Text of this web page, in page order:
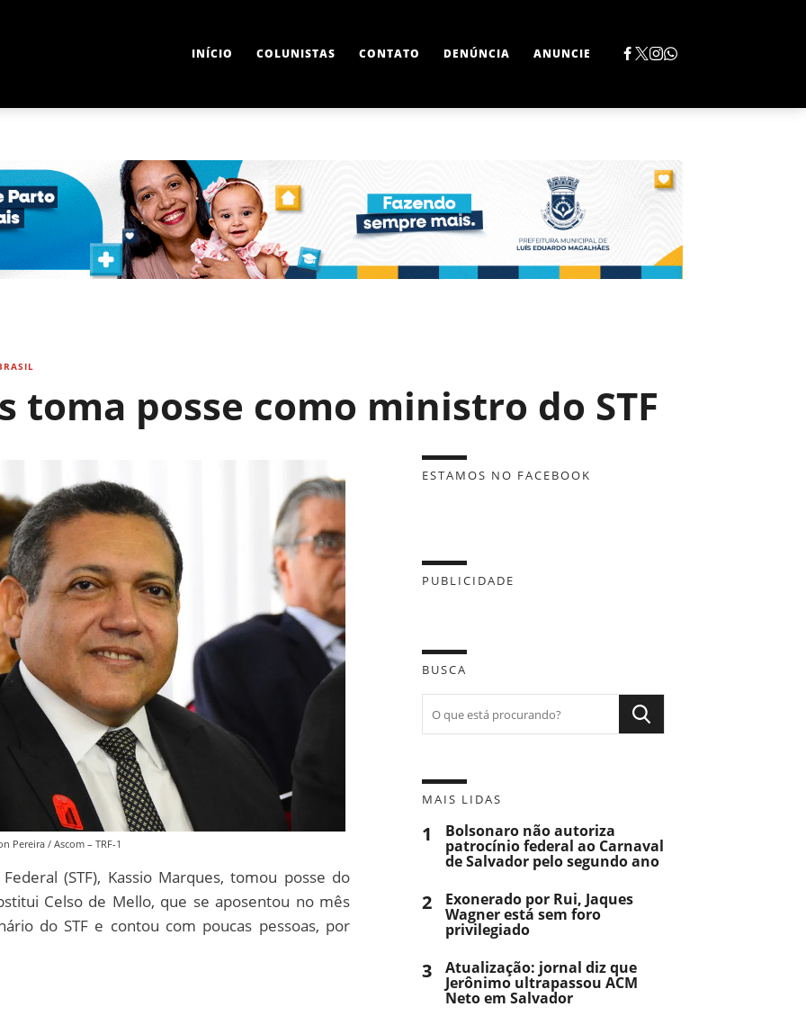
INÍCIO COLUNISTAS CONTATO DENÚNCIA ANUNCIE
toma posse como ministro do STF
Pereira / Ascom – TRF-1
(STF), Kassio Marques, tomou posse do
Celso de Mello, que se aposentou no mês
do STF e contou com poucas pessoas, por
ESTAMOS NO FACEBOOK
PUBLICIDADE
BUSCA
MAIS LIDAS
1 Bolsonaro não autoriza
patrocínio federal ao Carnaval
de Salvador pelo segundo ano
2 Exonerado por Rui, Jaques
Wagner está sem foro
privilegiado
3 Atualização: jornal diz que
Jerônimo ultrapassou ACM
Neto em Salvador